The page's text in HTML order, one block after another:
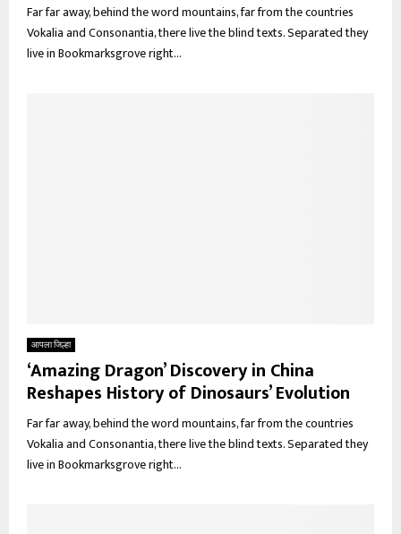
Far far away, behind the word mountains, far from the countries
Vokalia and Consonantia, there live the blind texts. Separated they
live in Bookmarksgrove right...
आपला जिल्हा
‘Amazing Dragon’ Discovery in China
Reshapes History of Dinosaurs’ Evolution
Far far away, behind the word mountains, far from the countries
Vokalia and Consonantia, there live the blind texts. Separated they
live in Bookmarksgrove right...